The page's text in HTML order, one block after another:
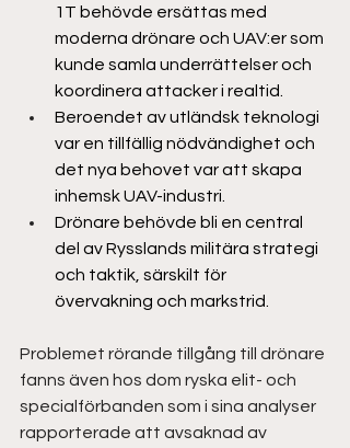
1T behövde ersättas med
moderna drönare och UAV:er som
kunde samla underrättelser och
koordinera attacker i realtid.
Beroendet av utländsk teknologi
var en tillfällig nödvändighet och
det nya behovet var att skapa
inhemsk UAV-industri.
Drönare behövde bli en central
del av Rysslands militära strategi
och taktik, särskilt för
övervakning och markstrid.
Problemet rörande tillgång till drönare
fanns även hos dom ryska elit- och
specialförbanden som i sina analyser
rapporterade att avsaknad av